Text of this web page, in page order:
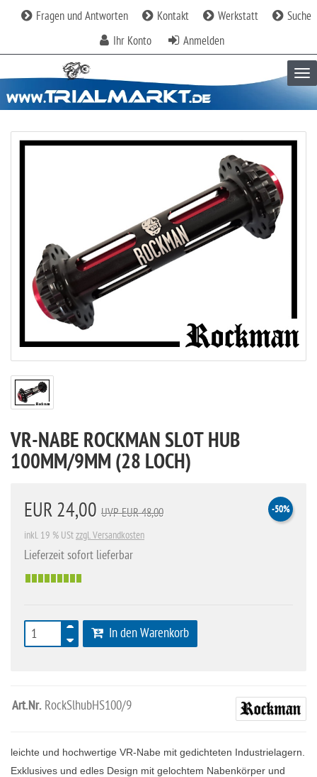
Fragen und Antworten Kontakt Werkstatt
Suche
Ihr Konto
Anmelden
VR-NABE ROCKMAN SLOT HUB
100MM/9MM (28 LOCH)
EUR 24,00 -50%
UVP EUR 48,00
inkl. 19 % UStzzgl. Versandkosten
Lieferzeit sofort lieferbar
In den Warenkorb
Art.Nr. RockSlhubHS100/9
leichte und hochwertige VR-Nabe mit gedichteten Industrielagern.
Exklusives und edles Design mit gelochtem Nabenkörper und